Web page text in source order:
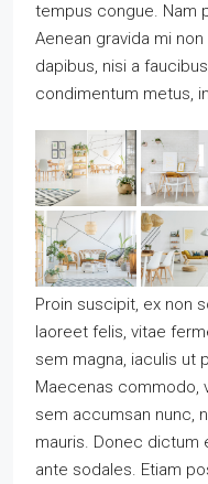
tempus congue. Nam
Aenean gravida mi
dapibus, nisi a
condimentum metus,
Proin suscipit, ex non
laoreet felis, vitae
sem magna, iaculis ut
Maecenas commodo,
sem accumsan nunc,
mauris. Donec dictum
ante sodales. Etiam